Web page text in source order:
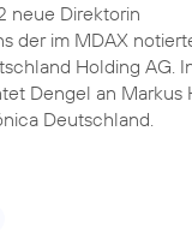
neue Direktorin
der im MDAX
Holding AG.
Dengel an Markus
Deutschland.